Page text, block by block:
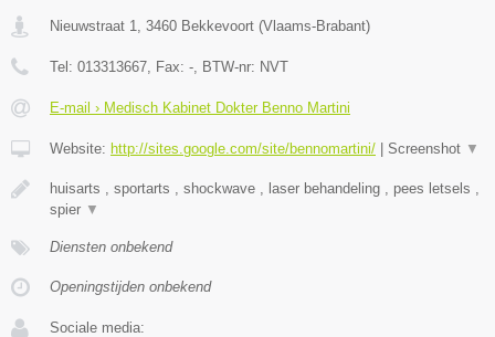
Nieuwstraat 1 3460 Bekkevoort (Vlaams-Brabant)
Tel: 013313667 , Fax: - , BTW-nr: NVT
E-mail › Medisch Kabinet Dokter Benno Martini
Website: http://sites.google.com/site/bennomartini/ Screenshot ▼
huisarts , sportarts , shockwave , laser behandeling , pees letsels ,
spier ▼
Diensten onbekend
Openingstijden onbekend
Sociale media: